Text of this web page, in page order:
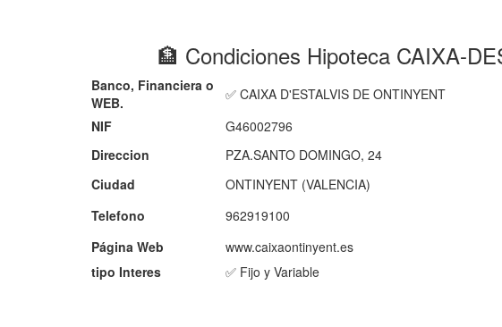
🏦 Condiciones Hipoteca CAIXA-
Banco, Financiera o
WEB.
✅ CAIXA D'ESTALVIS DE ONTINYENT
NIF
G46002796
Direccion
PZA.SANTO DOMINGO, 24
Ciudad
ONTINYENT (VALENCIA)
Telefono
962919100
Página Web
www.caixaontinyent.es
tipo Interes
✅ Fijo y Variable